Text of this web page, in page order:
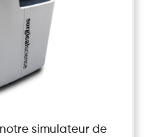
simulateur de